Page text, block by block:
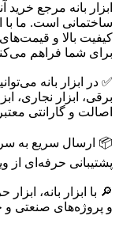
ابزار بانه مرجع خرید
ساختمانی است. ما با
کیفیت بالا و
برای شما فراهم
✅ در ابزار بانه
برقی، ابزار نجاری،
اصالت و گارانتی
📦 ارسال سریع به
پشتیبانی حرفه‌ای از
🔎 با ابزار بانه،
و پروژه‌های صنعتی و